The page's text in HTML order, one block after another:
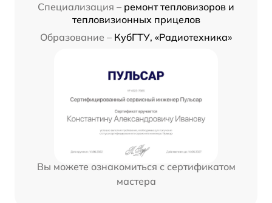
Специализация – ремонт тепловизоров и
тепловизионных прицелов
Образование – КубГТУ, «Радиотехника»
Вы можете ознакомиться с сертификатом
мастера